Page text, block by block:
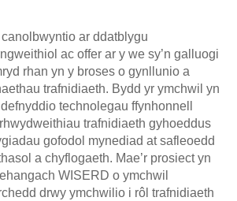
ar ddatblygu
ac offer ar y we sy’n galluogi
rhan yn y broses o gynllunio a
trafnidiaeth. Bydd yr ymchwil yn
technolegau ffynhonnell
trafnidiaeth gyhoeddus
gofodol mynediad at safleoedd
a chyflogaeth. Mae’r prosiect yn
WISERD o ymchwil
drwy ymchwilio i rôl trafnidiaeth